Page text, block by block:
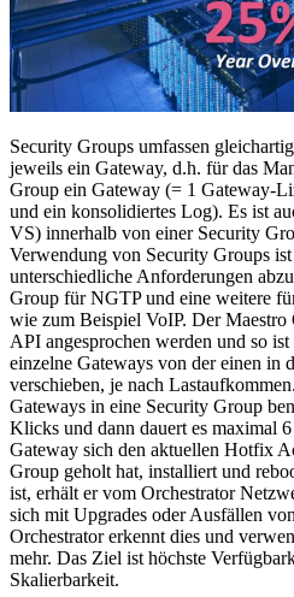
Security Groups umfassen
jeweils ein Gateway, d.h. für das
Group ein Gateway (= 1 Gateway-
und ein konsolidiertes Log). Es ist
VS) innerhalb von einer Security
Verwendung von Security Groups
unterschiedliche Anforderungen
Group für NGTP und eine weitere
wie zum Beispiel VoIP. Der
API angesprochen werden und so
einzelne Gateways von der einen in
verschieben, je nach
Gateways in eine Security Group
Klicks und dann dauert es maximal
Gateway sich den aktuellen Hotfix
Group geholt hat, installiert und
ist, erhält er vom Orchestrator
sich mit Upgrades oder Ausfällen
Orchestrator erkennt dies und
mehr. Das Ziel ist höchste
Skalierbarkeit.